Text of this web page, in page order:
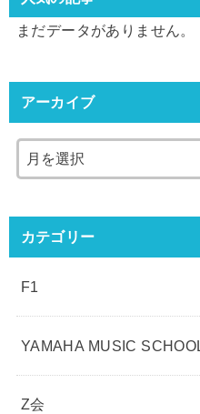
まだデータがありません。
アーカイブ
カテゴリー
F1
YAMAHA MUSIC SCHOOL
Z会